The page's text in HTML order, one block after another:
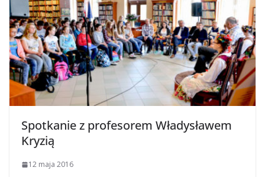
Spotkanie z profesorem Władysławem
Kryzią
12 maja 2016